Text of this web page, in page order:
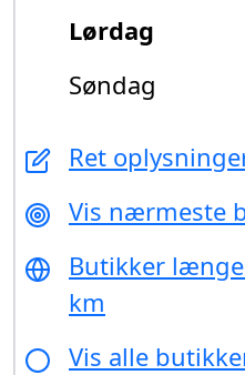
Lørdag
Søndag
Ret
Vis nærmeste
Butikker
km
Vis alle